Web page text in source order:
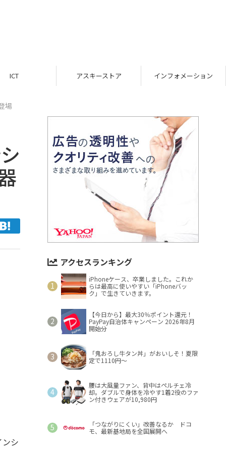
ICT アスキーストア インフォメーション
場
シ
アクセスランキング
iPhoneケース、卒業しました。これか
らは最高に使いやすい「iPhoneバッ
ク」で生きていきます。
【今日から】最大30％ポイント還元！
PayPay自治体キャンペーン 2026年8月
開始分
「鬼おろし牛タン丼」がおいしそ！夏限
定で1110円～
腰は大風量ファン、背中はペルチェ冷
却。ダブルで身体を冷やす1着2役のファ
ン付きウェアが10,980円
「つながりにくい」改善なるか ドコ
モ、最新基地局を全国展開へ